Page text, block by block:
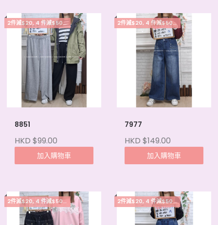
2件減$20, 4 件減$50, 5件起每件減$15
8851
HKD $99.00
加入購物車
2件減$20, 4 件減$50, 5件起每件減$15
7977
HKD $149.00
加入購物車
2件減$20, 4 件減$50, 5件起每件減$15 2件減$20, 4 件減$50, 5件起每件減$15